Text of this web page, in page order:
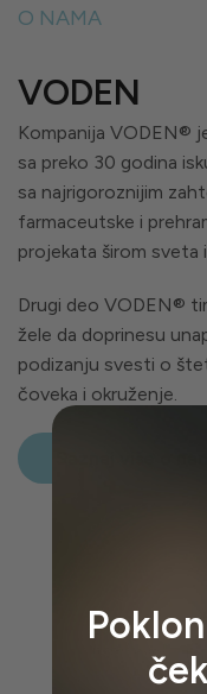
O NAMA
VODEN
Kompanija VODEN®
sa preko 30 godina
sa najrigoroznijim
farmaceutske i
projekata širom sveta
Drugi deo VODEN®
žele da doprinesu
podizanju svesti o
čoveka i okruženje.